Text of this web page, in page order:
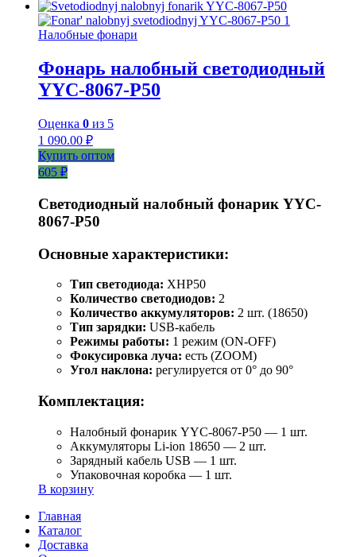
Налобные фонари
Фонарь налобный светодиодный
YYC-8067-P50
Оценка 0 из 5
1 090.00 ₽
Купить оптом
605 ₽
Светодиодный налобный фонарик YYC-
8067-P50
Основные характеристики:
Тип светодиода: XHP50
Количество светодиодов: 2
Количество аккумуляторов: 2 шт. (18650)
Тип зарядки: USB-кабель
Режимы работы: 1 режим (ON-OFF)
Фокусировка луча: есть (ZOOM)
Угол наклона: регулируется от 0° до 90°
Комплектация:
Налобный фонарик YYC-8067-P50 — 1 шт.
Аккумуляторы Li-ion 18650 — 2 шт.
Зарядный кабель USB — 1 шт.
Упаковочная коробка — 1 шт.
В корзину
Главная
Каталог
Доставка